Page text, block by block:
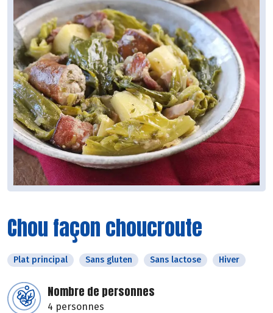
Chou façon choucroute
Plat principal Sans gluten Sans lactose Hiver
Nombre de personnes
4 personnes